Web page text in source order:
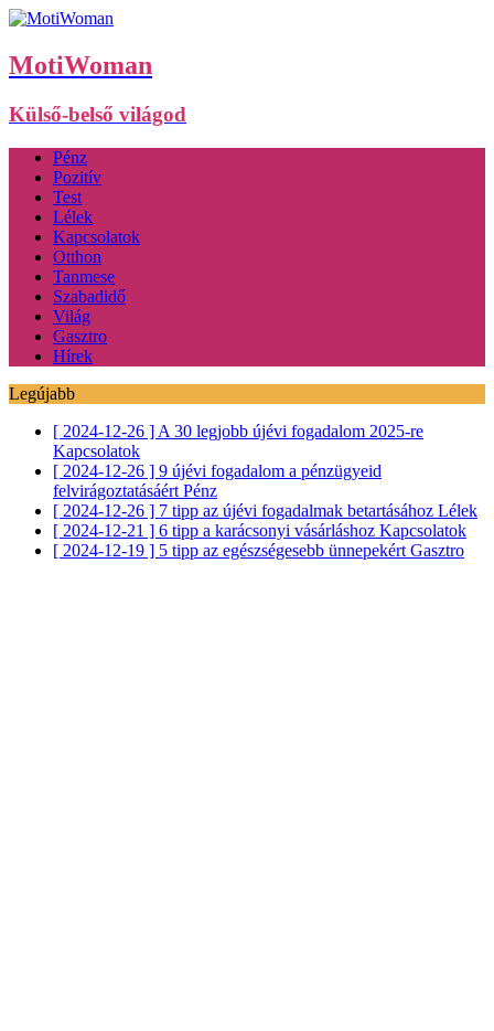
MotiWoman
Külső-belső világod
Pénz
Pozitív
Test
Lélek
Kapcsolatok
Otthon
Tanmese
Szabadidő
Világ
Gasztro
Hírek
Legújabb
[ 2024-12-26 ] A 30 legjobb újévi fogadalom 2025-re
Kapcsolatok
[ 2024-12-26 ] 9 újévi fogadalom a pénzügyeid
felvirágoztatásáért Pénz
[ 2024-12-26 ] 7 tipp az újévi fogadalmak betartásához Lélek
[ 2024-12-21 ] 6 tipp a karácsonyi vásárláshoz Kapcsolatok
[ 2024-12-19 ] 5 tipp az egészségesebb ünnepekért Gasztro